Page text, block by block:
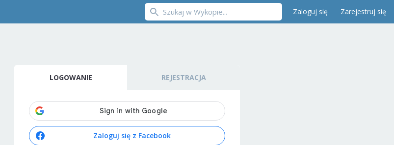
Zaloguj się Zarejestruj się
LOGOWANIE REJESTRACJA
Zaloguj się z Facebook